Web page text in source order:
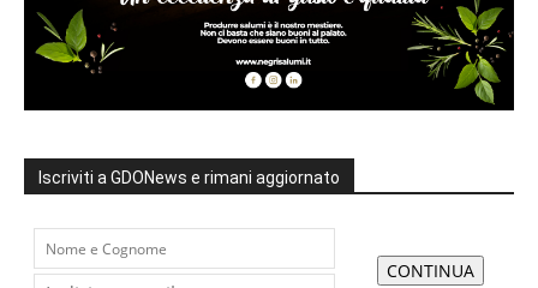
Iscriviti a GDONews e rimani aggiornato